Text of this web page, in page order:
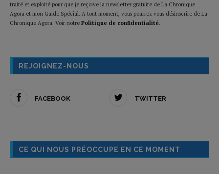
traité et exploité pour que je reçoive la newsletter gratuite de La Chronique
Agora et mon Guide Spécial. A tout moment, vous pourrez vous désinscrire de La
Chronique Agora. Voir notre Politique de confidentialité.
REJOIGNEZ-NOUS
FACEBOOK TWITTER
CE QUI NOUS PRÉOCCUPE EN CE MOMENT